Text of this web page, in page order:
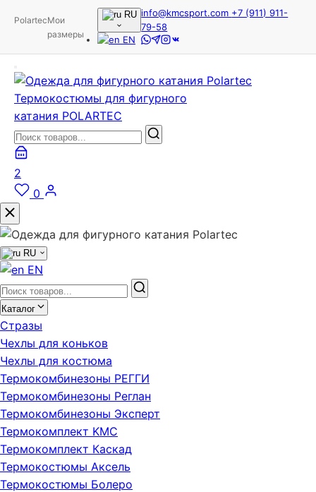
PolartecМои
размеры
RU
EN
info@kmcsport.com +7 (911) 911-
79-58
Термокостюмы для фигурного
катания POLARTEC
2
0
RU
EN
Каталог
Стразы
Чехлы для коньков
Чехлы для костюма
Термокомбинезоны РЕГГИ
Термокомбинезоны Реглан
Термокомбинезоны Эксперт
Термокомплект KMC
Термокомплект Каскад
Термокостюмы Аксель
Термокостюмы Болеро